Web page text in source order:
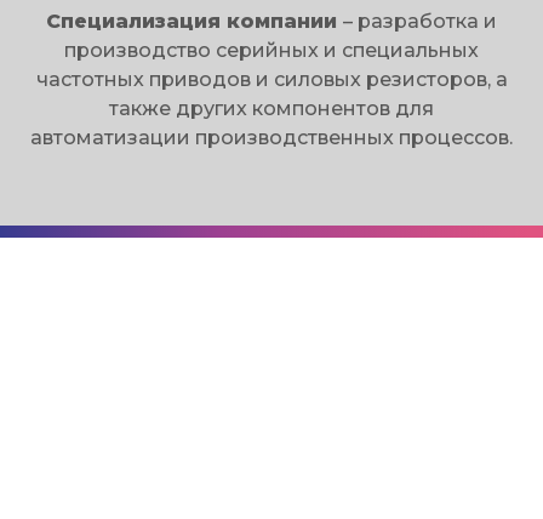
Специализация компании – разработка и
производство серийных и специальных
частотных приводов и силовых резисторов, а
также других компонентов для
автоматизации производственных процессов.